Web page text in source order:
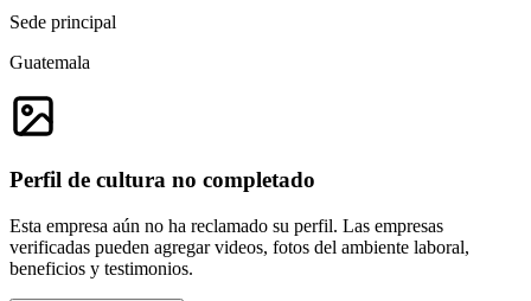
Sede principal
Guatemala
Perfil de cultura no completado
Esta empresa aún no ha reclamado su perfil. Las empresas
verificadas pueden agregar videos, fotos del ambiente laboral,
beneficios y testimonios.